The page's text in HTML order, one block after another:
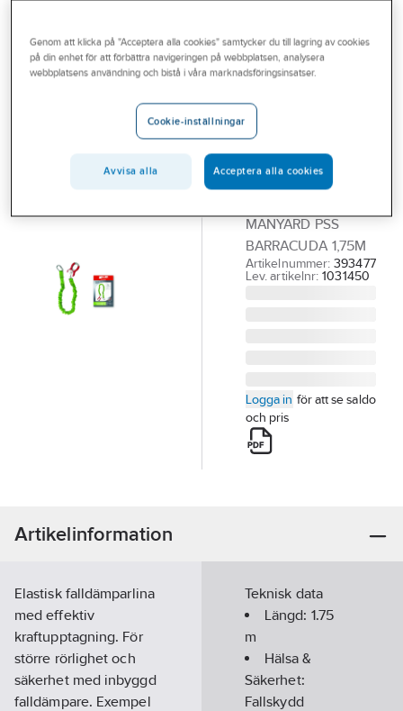
Outlet
Branscher
MILLER®
Falldämparlina
Miller PSS
Manyard
Barracuda
1031450
MANYARD PSS
BARRACUDA 1,75M
Artikelnummer: 393477
Lev. artikelnr: 1031450
Logga in för att se saldo
och pris
Artikelinformation
Elastisk falldämparlina
med effektiv
kraftupptagning. För
större rörlighet och
säkerhet med inbyggd
falldämpare. Exempel
Teknisk data
Längd: 1.75
m
Hälsa &
Säkerhet:
Fallskydd
Genom att klicka på "Acceptera alla cookies" samtycker du till lagring av cookies
på din enhet för att förbättra navigeringen på webbplatsen, analysera
webbplatsens användning och bistå i våra marknadsföringsinsatser.
Cookie-inställningar
Avvisa alla Acceptera alla cookies